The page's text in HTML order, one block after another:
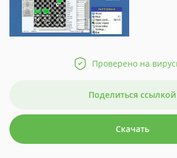
Проверено на
Поделиться ссылкой
Скачать